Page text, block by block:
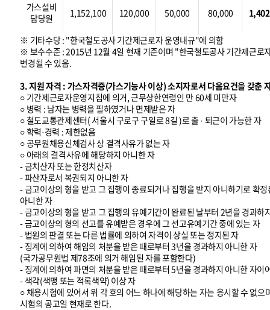
가스설비
담당원
1,152,100 120,000 50,000 80,000
※ 기타수당 : "한국철도공사 기간제근로자 운영내규"에 의함
※ 보수수준 : 2015년 12월 4일 현재 기준이며 "한국철도공사 기간제근로
변경될 수 있음.
3. 지원 자격 : 가스자격증(가스기능사 이상) 소지자로서 다음요건을 갖춘
○ 기간제근로자운영지침에 의거, 근무상한연령인 만 60세 미만자
○ 병력 : 남자는 병력을 필하였거나 면제받은 자
○ 철도교통관제센터( 서울시 구로구 구일로 8길 )로 출 · 퇴근이 가능한 자
○ 학력·경력 : 제한없음
○ 공무원채용신체검사 상 결격사유가 없는 자
○ 아래의 결격사유에 해당하지 아니한 자
- 금치산자 또는 한정치산자
- 파산자로서 복권되지 아니한 자
- 금고이상의 형을 받고 그 집행이 종료되거나 집행을 받지 아니하기로 확
아니한 자
- 금고이상의 형을 받고 그 집행의 유예기간이 완료된 날부터 2년을 경과하
- 금고이상의 형의 선고를 유예받은 경우에 그 선고유예기간 중에 있는 자
- 법원의 판결 또는 다른 법률에 의하여 자격이 상실 또는 정지된 자
- 징계에 의하여 해임의 처분을 받은 때로부터 3년을 경과하지 아니한 자
(국가공무원법 제78조에 의거 해임된 자를 포함한다)
- 징계에 의하여 파면의 처분을 받은 때로부터 5년을 경과하지 아니한 자이
- 색각(색맹 또는 적록색약) 이상 자
○ 채용시험에 있어서 위 각 호의 어느 하나에 해당하는 자는 응시할 수 없으
시험의 공고일 현재로 한다.